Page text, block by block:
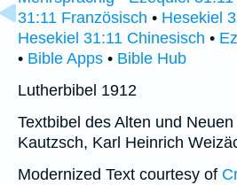
31:11 Französisch • Hesekiel
Hesekiel 31:11 Chinesisch •
• Bible Apps • Bible Hub
Lutherbibel 1912
Textbibel des Alten und Neuen
Kautzsch, Karl Heinrich
Modernized Text courtesy of